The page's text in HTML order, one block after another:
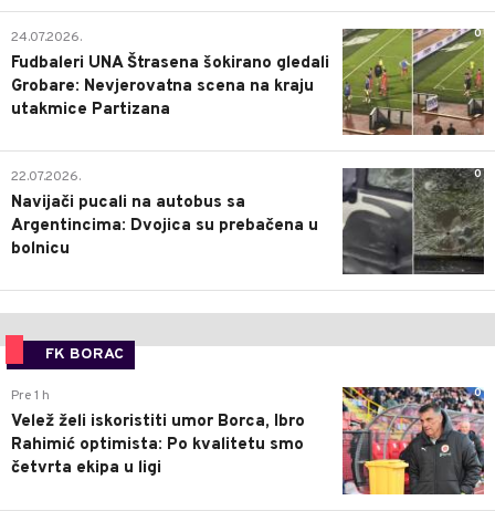
0
24.07.2026.
Fudbaleri UNA Štrasena šokirano gledali
Grobare: Nevjerovatna scena na kraju
utakmice Partizana
0
22.07.2026.
Navijači pucali na autobus sa
Argentincima: Dvojica su prebačena u
bolnicu
FK BORAC
0
Pre 1 h
Velež želi iskoristiti umor Borca, Ibro
Rahimić optimista: Po kvalitetu smo
četvrta ekipa u ligi